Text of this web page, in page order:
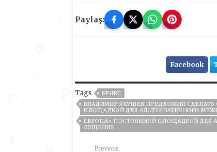
Paylaş:
Facebook
Tags
БРИКС
ВЛАДИМИР ЯКУШЕВ ПРЕДЛОЖИЛ
ПЛОЩАДКОЙ ДЛЯ АЛЬТЕРНАТИВНОГО
ЕВРОПА» ПОСТОЯННОЙ ПЛОЩАДКОЙ ДЛЯ
ОБЩЕНИЯ
Previous